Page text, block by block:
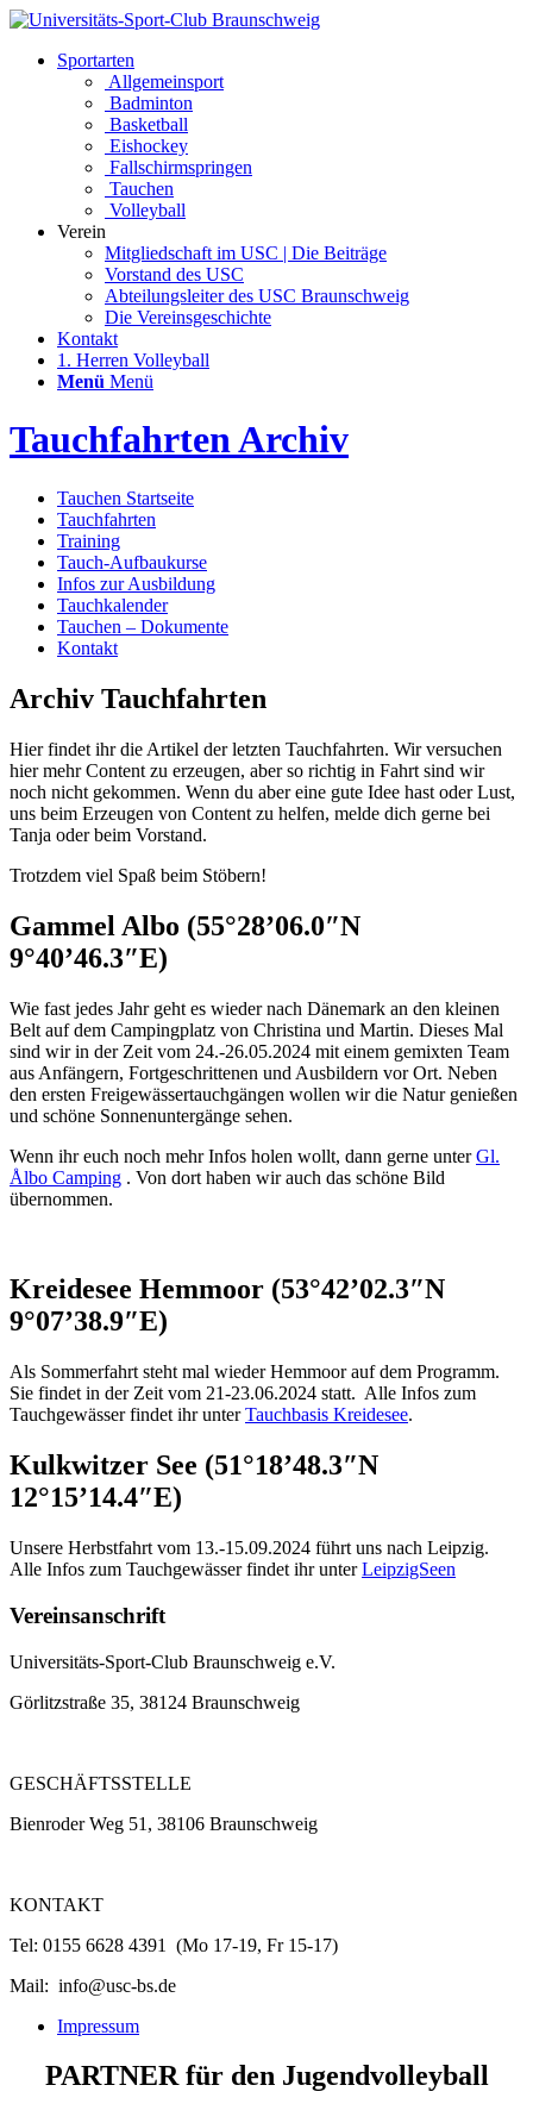
Sportarten
Allgemeinsport
Badminton
Basketball
Eishockey
Fallschirmspringen
Tauchen
Volleyball
Verein
Mitgliedschaft im USC | Die Beiträge
Vorstand des USC
Abteilungsleiter des USC Braunschweig
Die Vereinsgeschichte
Kontakt
1. Herren Volleyball
Menü Menü
Tauchfahrten Archiv
Tauchen Startseite
Tauchfahrten
Training
Tauch-Aufbaukurse
Infos zur Ausbildung
Tauchkalender
Tauchen – Dokumente
Kontakt
Archiv Tauchfahrten
Hier findet ihr die Artikel der letzten Tauchfahrten. Wir versuchen
hier mehr Content zu erzeugen, aber so richtig in Fahrt sind wir
noch nicht gekommen. Wenn du aber eine gute Idee hast oder Lust,
uns beim Erzeugen von Content zu helfen, melde dich gerne bei
Tanja oder beim Vorstand.
Trotzdem viel Spaß beim Stöbern!
Gammel Albo (55°28’06.0″N
9°40’46.3″E)
Wie fast jedes Jahr geht es wieder nach Dänemark an den kleinen
Belt auf dem Campingplatz von Christina und Martin. Dieses Mal
sind wir in der Zeit vom 24.-26.05.2024 mit einem gemixten Team
aus Anfängern, Fortgeschrittenen und Ausbildern vor Ort. Neben
den ersten Freigewässertauchgängen wollen wir die Natur genießen
und schöne Sonnenuntergänge sehen.
Wenn ihr euch noch mehr Infos holen wollt, dann gerne unterGl.
Ålbo Camping . Von dort haben wir auch das schöne Bild
übernommen.
Kreidesee Hemmoor (53°42’02.3″N
9°07’38.9″E)
Als Sommerfahrt steht mal wieder Hemmoor auf dem Programm.
Sie findet in der Zeit vom 21-23.06.2024 statt. Alle Infos zum
Tauchgewässer findet ihr unterTauchbasis Kreidesee.
Kulkwitzer See (51°18’48.3″N
12°15’14.4″E)
Unsere Herbstfahrt vom 13.-15.09.2024 führt uns nach Leipzig.
Alle Infos zum Tauchgewässer findet ihr unterLeipzigSeen
Vereinsanschrift
Universitäts-Sport-Club Braunschweig e.V.
Görlitzstraße 35, 38124 Braunschweig
GESCHÄFTSSTELLE
Bienroder Weg 51, 38106 Braunschweig
KONTAKT
Tel: 0155 6628 4391 (Mo 17-19, Fr 15-17)
Mail: info@usc-bs.de
Impressum
PARTNERfür den Jugendvolleyball